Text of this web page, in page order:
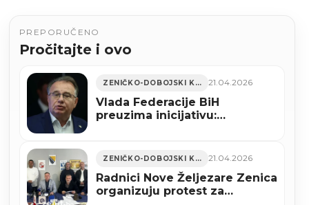
PREPORUČENO
Pročitajte i ovo
ZENIČKO-DOBOJSKI KANTON 21.04.2026
Vlada Federacije BiH
preuzima inicijativu:
Zenica
ZENIČKO-DOBOJSKI KANTON 21.04.2026
Radnici Nove Željezare Zenica
organizuju protest za